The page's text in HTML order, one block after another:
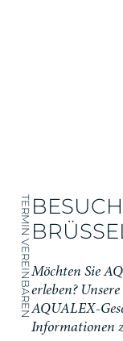
TERMIN VEREINBARENMöchten Sie
erleben?
AQUALEX-
Informationen